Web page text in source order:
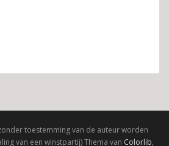
toestemming van de auteur worden
van een winstpartij) Thema van Colorlib,